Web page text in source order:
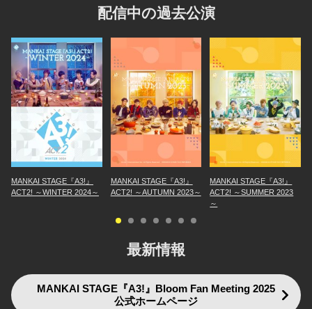
配信中の過去公演
MANKAI STAGE『A3!』
ACT2! ～WINTER 2024～
MANKAI STAGE『A3!』
ACT2! ～AUTUMN 2023～
MANKAI STAGE『A3!』
ACT2! ～SUMMER 2023
～
最新情報
MANKAI STAGE『A3!』Bloom Fan Meeting 2025
公式ホームページ